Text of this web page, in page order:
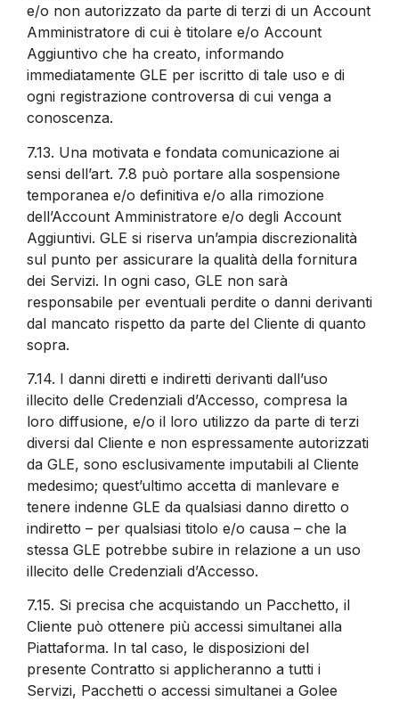
e/o non autorizzato da parte di terzi di un Account
Amministratore di cui è titolare e/o Account
Aggiuntivo che ha creato, informando
immediatamente GLE per iscritto di tale uso e di
ogni registrazione controversa di cui venga a
conoscenza.
7.13. Una motivata e fondata comunicazione ai
sensi dell’art. 7.8 può portare alla sospensione
temporanea e/o definitiva e/o alla rimozione
dell’Account Amministratore e/o degli Account
Aggiuntivi. GLE si riserva un’ampia discrezionalità
sul punto per assicurare la qualità della fornitura
dei Servizi. In ogni caso, GLE non sarà
responsabile per eventuali perdite o danni derivanti
dal mancato rispetto da parte del Cliente di quanto
sopra.
7.14. I danni diretti e indiretti derivanti dall’uso
illecito delle Credenziali d’Accesso, compresa la
loro diffusione, e/o il loro utilizzo da parte di terzi
diversi dal Cliente e non espressamente autorizzati
da GLE, sono esclusivamente imputabili al Cliente
medesimo; quest’ultimo accetta di manlevare e
tenere indenne GLE da qualsiasi danno diretto o
indiretto – per qualsiasi titolo e/o causa – che la
stessa GLE potrebbe subire in relazione a un uso
illecito delle Credenziali d’Accesso.
7.15. Si precisa che acquistando un Pacchetto, il
Cliente può ottenere più accessi simultanei alla
Piattaforma. In tal caso, le disposizioni del
presente Contratto si applicheranno a tutti i
Servizi, Pacchetti o accessi simultanei a Golee